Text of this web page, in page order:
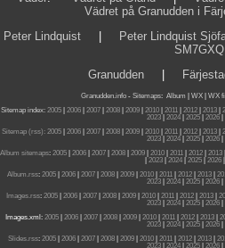
Vädret på Granudden i
Peter Lindquist
Peter Lindquist
SM7GXQ
Granudden|
Granudden.info- Sitemaps: Album WX WX
Sitemap index: 2005| 2006| 2007| 2008| 2009| 2010| 2011| 2012| 2013|
2023| 2024| 2025| 2026|
Sitemap (rss): 2005 2006 2007 2008 2009 2010 2011 2012 2013
2023| 2024| 2025| 2026|
Album sitemaps: 2005 2006 2007 2008 2009 2010 2011 2012 2013
2023| 2024| 2025| 2026|
Album.rss: 2005 2006 2007 2008 2009 2010 2011 2012 2013
2023| 2024| 2025| 2026|
Images.rss: 2005| 2006| 2007| 2008| 2009| 2010| 2011| 2012| 2013|
2023| 2024| 2025| 2026|
Images.xml: 2005| 2006| 2007| 2008| 2009| 2010| 2011| 2012| 2013|
2023| 2024| 2025| 2026|
Slides.rss: 2005| 2006| 2007| 2008| 2009| 2010| 2011| 2012| 2013|
2023| 2024| 2025| 2026|